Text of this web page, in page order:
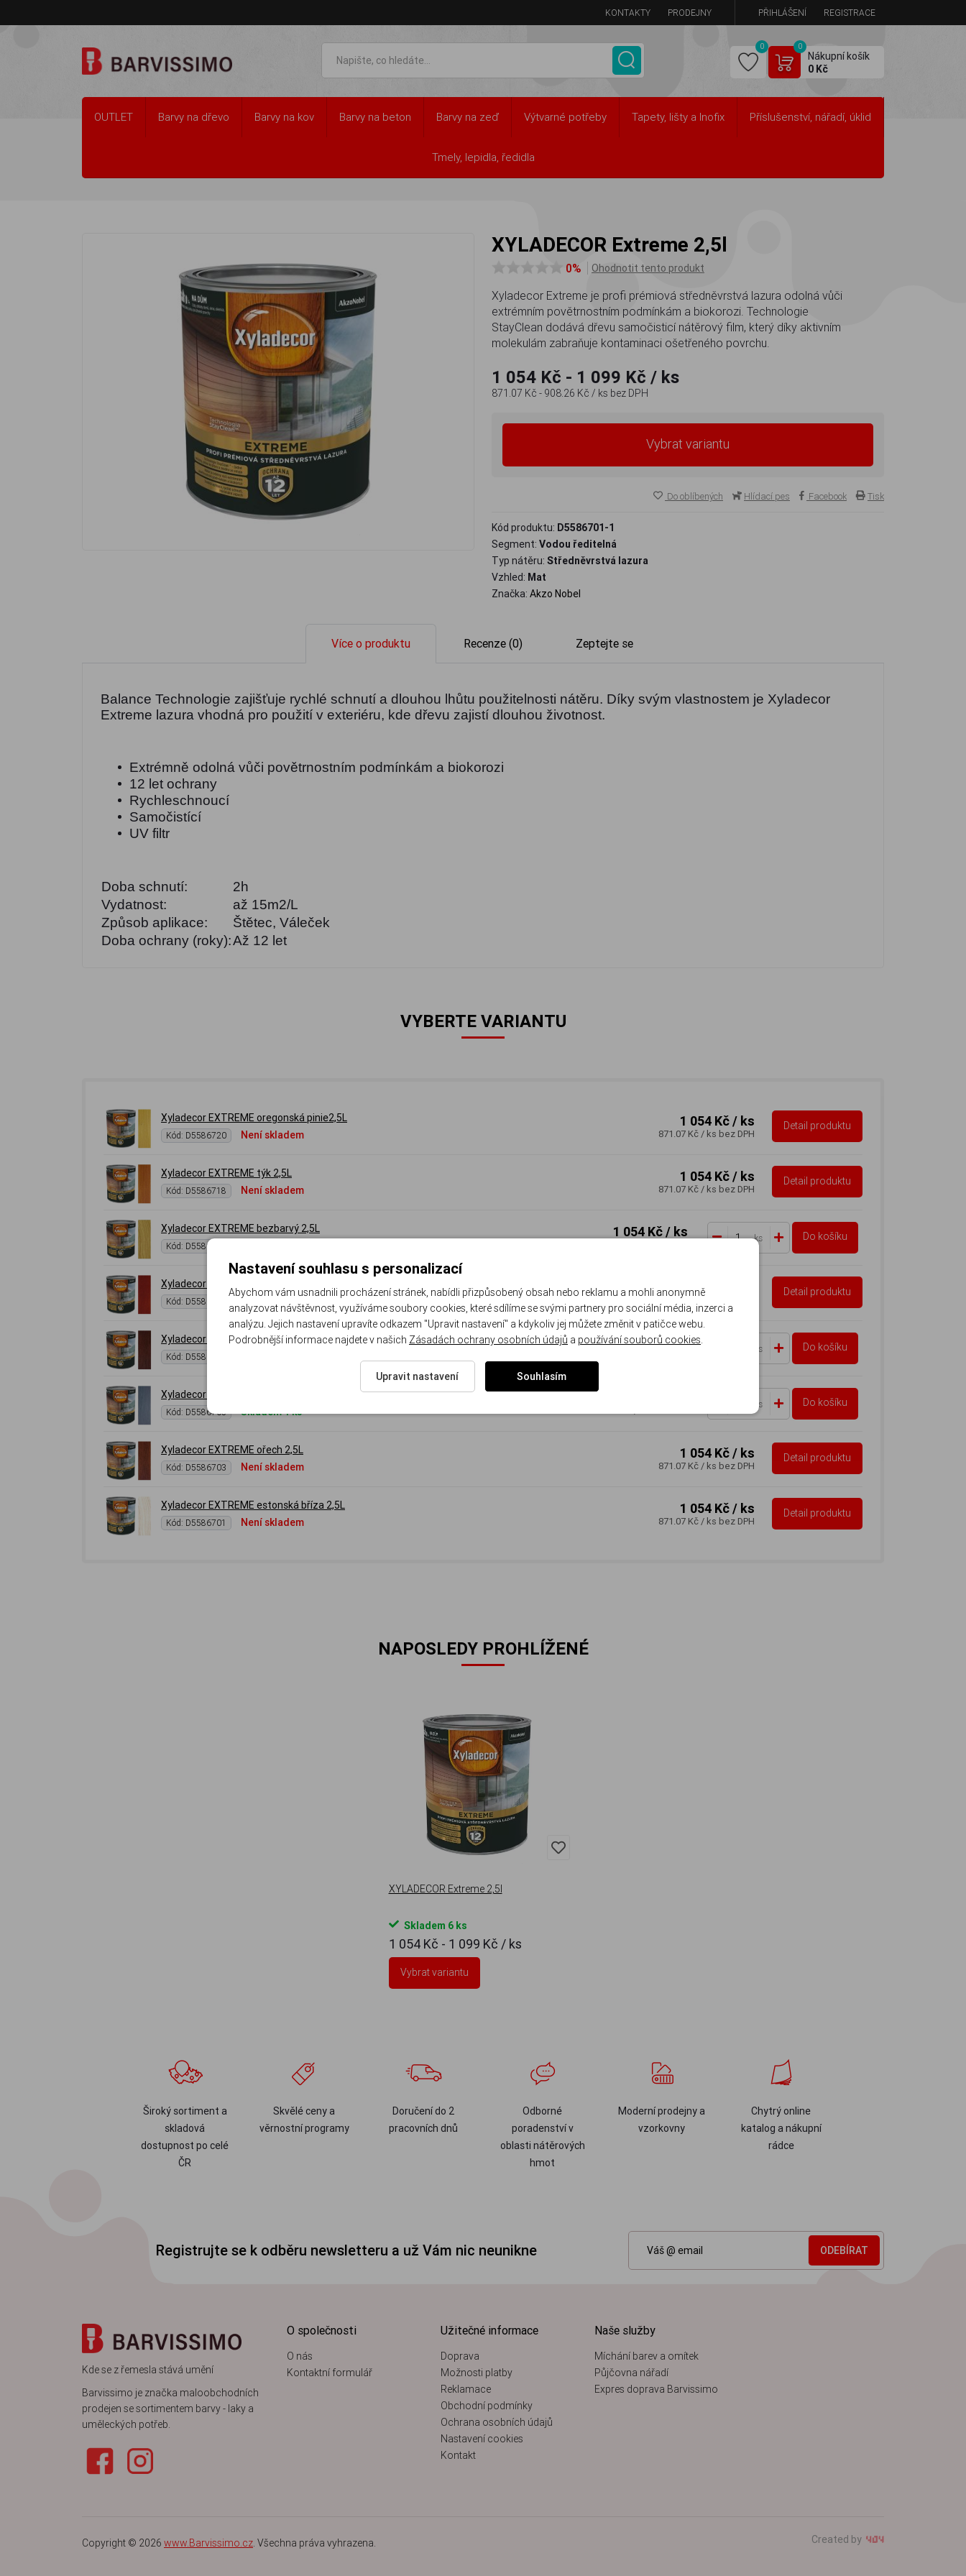
KONTAKTY PRODEJNY PŘIHLÁŠENÍ REGISTRACE
0
Nákupní košík
0 Kč
0
OUTLET Barvy na dřevo Barvy na kov Barvy na beton Barvy na zeď Výtvarné potřeby Tapety, lišty a Inofix Příslušenství, nářadí, úklid
Tmely, lepidla, ředidla
Fasády, zahradní domky, pergoly XYLADECOR Extreme 2,5l
XYLADECOR Extreme 2,5l
0% Ohodnotit tento produkt
Xyladecor Extreme je profi prémiová středněvrstvá lazura odolná vůči
extrémním povětrnostním podmínkám a biokorozi. Technologie
StayClean dodává dřevu samočisticí nátěrový film, který díky aktivním
molekulám zabraňuje kontaminaci ošetřeného povrchu.
1 054 Kč - 1 099 Kč / ks
871.07 Kč - 908.26 Kč / ks bez DPH
Vybrat variantu
Do oblíbených Hlídací pes Facebook Tisk
Kód produktu: D5586701-1
Segment: Vodou ředitelná
Typ nátěru: Středněvrstvá lazura
Vzhled: Mat
Značka: Akzo Nobel
Více o produktu Recenze (0) Zeptejte se
Balance Technologie zajišťuje rychlé schnutí a dlouhou lhůtu použitelnosti nátěru. Díky svým vlastnostem je Xyladecor
Extreme lazura vhodná pro použití v exteriéru, kde dřevu zajistí dlouhou životnost.
Extrémně odolná vůči povětrnostním podmínkám a biokorozi
12 let ochrany
Rychleschnoucí
Samočistící
UV filtr
Doba schnutí:
2h
Vydatnost:
až 15m2/L
Způsob aplikace:
Štětec, Váleček
Doba ochrany (roky):Až 12 let
VYBERTE VARIANTU
Xyladecor EXTREME oregonská pinie2,5L
Kód: D5586720 Není skladem
1 054 Kč/ ks
871.07 Kč/ ks bez DPH
Detail produktu
Xyladecor EXTREME týk 2,5L
Kód: D5586718 Není skladem
1 054 Kč/ ks
871.07 Kč/ ks bez DPH
Detail produktu
Xyladecor EXTREME bezbarvý 2,5L
Kód: D5586714
1 054 Kč/ ks ks Do košíku
Xyladecor EXTREME mahagon 2,5L
Kód: D5586711 Není skladem
1 054 Kč
871.07 Kč/ ks
Detail produktu
Xyladecor EXTREME palisandr 2,5L
Kód: D5586708
1 099 Kč/ ks ks Do košíku
Xyladecor EXTREME platan 2,5L
Kód: D5586705 Skladem 1 ks
ks Do košíku
Xyladecor EXTREME ořech 2,5L
Kód: D5586703 Není skladem
1 054 Kč/ ks
871.07 Kč/ ks bez DPH
Detail produktu
Xyladecor EXTREME estonská bříza 2,5L
Kód: D5586701 Není skladem
1 054 Kč/ ks
871.07 Kč/ ks bez DPH
Detail produktu
NAPOSLEDY PROHLÍŽENÉ
XYLADECOR Extreme 2,5l
Skladem 6 ks
1 054 Kč - 1 099 Kč / ks
Vybrat variantu
Široký sortiment a
skladová
dostupnost po celé
ČR
Skvělé ceny a
věrnostní programy
Doručení do 2
pracovních dnů
Odborné
poradenství v
oblasti nátěrových
hmot
Moderní prodejny a
vzorkovny
Chytrý online
katalog a nákupní
rádce
Registrujte se k odběru newsletteru a už Vám nic neunikne ODEBÍRAT
Kde se z řemesla stává umění
Barvissimo je značka maloobchodních
prodejen se sortimentem barvy - laky a
uměleckých potřeb.
O společnosti
O nás
Kontaktní formulář
Užitečné informace
Doprava
Možnosti platby
Reklamace
Obchodní podmínky
Ochrana osobních údajů
Nastavení cookies
Kontakt
Naše služby
Míchání barev a omítek
Půjčovna nářadí
Expres doprava Barvissimo
Copyright © 2026 www.Barvissimo.cz. Všechna práva vyhrazena. Created by
Nastavení souhlasu s personalizací
Abychom vám usnadnili procházení stránek, nabídli přizpůsobený obsah nebo reklamu a mohli anonymně
analyzovat návštěvnost, využíváme soubory cookies, které sdílíme se svými partnery pro sociální média, inzerci a
analýzu. Jejich nastavení upravíte odkazem "Upravit nastavení" a kdykoliv jej můžete změnit v patičce webu.
Podrobnější informace najdete v našich Zásadách ochrany osobních údajů a používání souborů cookies.
Upravit nastavení Souhlasím